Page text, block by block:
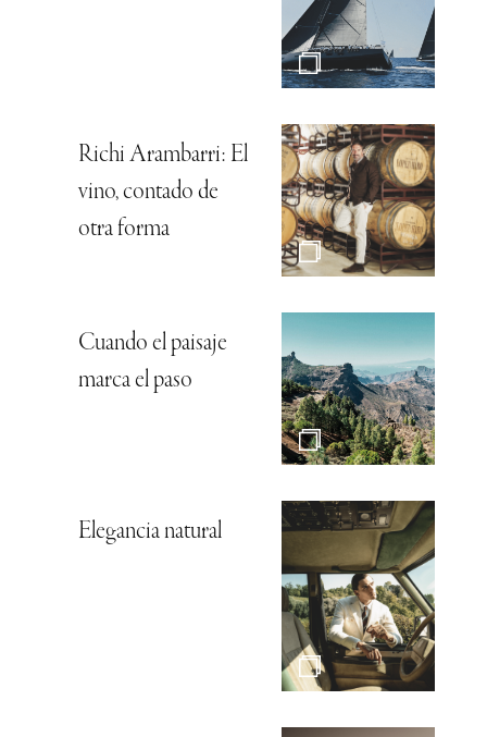
Richi Arambarri: El
vino, contado de
otra forma
Cuando el paisaje
marca el paso
Elegancia natural